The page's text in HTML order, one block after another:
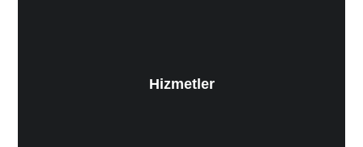
Hizmetler